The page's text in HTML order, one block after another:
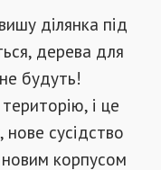
ділянка під
дерева для
будуть!
і це
сусідство
новим корпусом